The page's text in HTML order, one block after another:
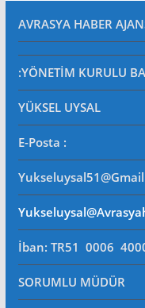
AVRASYA HABER
:YÖNETİM KURULU
YÜKSEL UYSAL
E-Posta :
İban: TR51 0006
SORUMLU MÜDÜR